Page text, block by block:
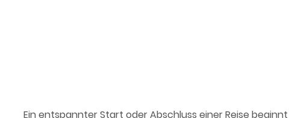
Ein entspannter Start oder Abschluss einer Reise